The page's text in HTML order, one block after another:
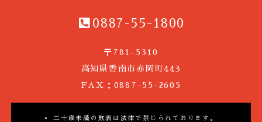
0887-55-1800
〒781-5310
高知県香南市赤岡町443
FAX：0887-55-2605
二十歳未満の飲酒は法律で禁じられております。